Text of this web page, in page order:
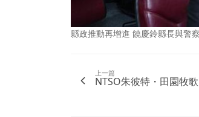
縣政推動再增進 饒慶鈴縣長與警
上一篇
NTSO朱彼特・田園牧